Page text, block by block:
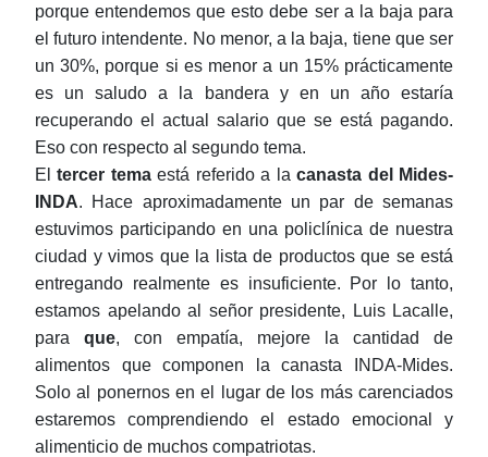
porque entendemos que esto debe ser a la baja para
el futuro intendente. No menor, a la baja, tiene que ser
un 30%, porque si es menor a un 15% prácticamente
es un saludo a la bandera y en un año estaría
recuperando el actual salario que se está pagando.
Eso con respecto al segundo tema.
Eltercer temaestá referido a la canasta del Mides-
INDA. Hace aproximadamente un par de semanas
estuvimos participando en una policlínica de nuestra
ciudad y vimos que la
lista de productos que se está
entregando realmente es insuficiente. Por lo tanto,
estamos apelando al señor presidente, Luis Lacalle,
para que, con empatía, mejore la cantidad de
alimentos que componen la canasta INDA-Mides.
Solo al ponernos en el lugar de los más carenciados
estaremos comprendiendo el estado emocional y
alimenticio de muchos compatriotas.